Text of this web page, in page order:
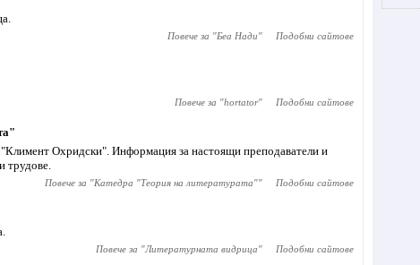
Повече за "Беа Нади" Подобни сайтове
Повече за "hortator" Подобни сайтове
Охридски". Информация за настоящи преподаватели и
трудове.
Повече за "Катедра "Теория на литературата"" Подобни сайтове
Повече за "Литературната видрица" Подобни сайтове